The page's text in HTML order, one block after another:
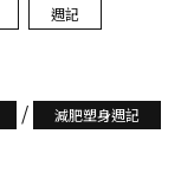
週記
/ 減肥塑身週記